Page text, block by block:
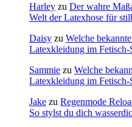
Harley zu Der wahre
Welt der Latexhose für
Daisy zu Welche
Latexkleidung im Fetisch-
Sammie zu Welche
Latexkleidung im Fetisch-
Jake zu Regenmode
So stylst du dich